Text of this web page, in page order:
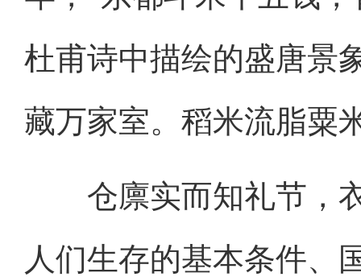
杜甫诗中描绘的盛唐景
藏万家室。稻米流脂粟
仓廪实而知礼节，衣
人们生存的基本条件、